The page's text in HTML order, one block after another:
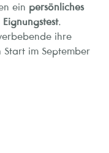
ein persönliches
Eignungstest.
ihre
im September